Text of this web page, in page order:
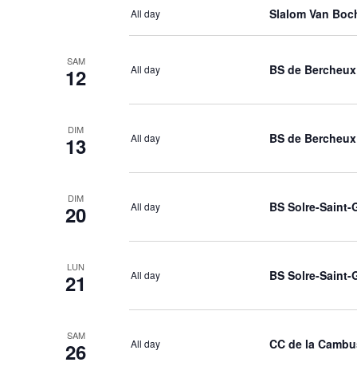
All day Slalom Van
SAM
12 All day BS de Bercheux
DIM
13 All day BS de Bercheux
DIM
20 All day BS Solre-Saint-
LUN
21 All day BS Solre-Saint-
SAM
26 All day CC de la